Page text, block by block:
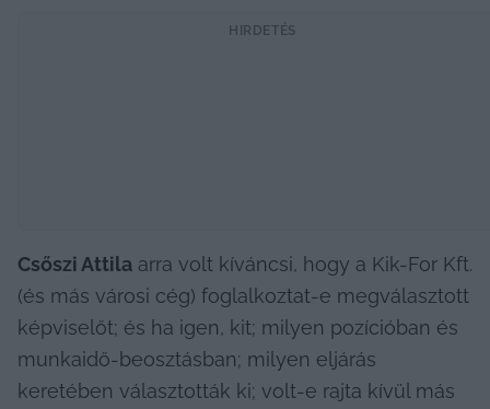
HIRDETÉS
Csőszi Attila arra volt kíváncsi, hogy a Kik-For Kft.
(és más városi cég) foglalkoztat-e megválasztott
képviselőt; és ha igen, kit; milyen pozícióban és
munkaidő-beosztásban; milyen eljárás
keretében választották ki; volt-e rajta kívül más